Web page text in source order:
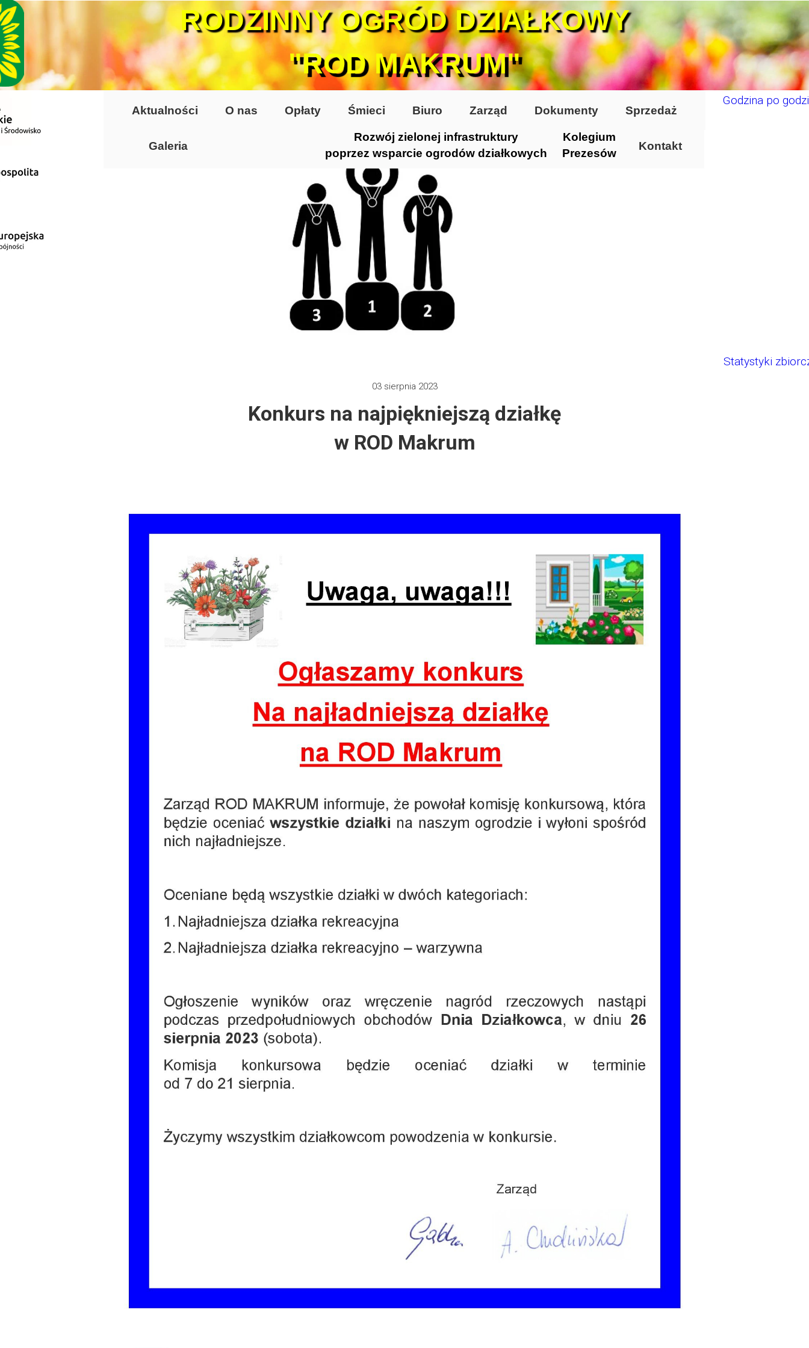
Kolegium
Prezesów
Rozwój zielonej infrastruktury
poprzez wsparcie ogrodów działkowych
Galeria
Dzień Działkowca 2005
Protest w Warszawie 2013
Dzień Działkowca 2014
Dzień Działkowca 2022
Dzień Działkowca 2024
Dzień Działkowca 2025
Aktualności O nas Opłaty Śmieci Biuro Zarząd Dokumenty Sprzedaż
Kontakt
Statystyki
Godzina po
RODZINNY OGRÓD DZIAŁKOWY
"ROD MAKRUM"
03 sierpnia 2023
Konkurs na najpiękniejszą działkę
w ROD Makrum